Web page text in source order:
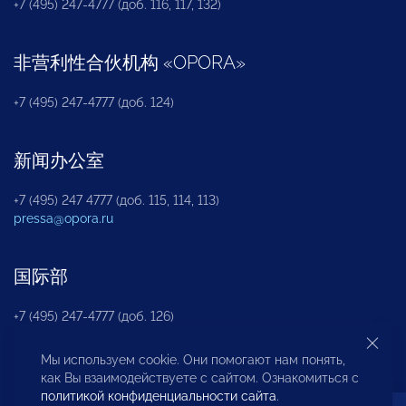
+7 (495) 247-4777 (доб. 116, 117, 132)
非营利性合伙机构 «OPORA»
+7 (495) 247-4777 (доб. 124)
新闻办公室
+7 (495) 247 4777 (доб. 115, 114, 113)
pressa@opora.ru
国际部
+7 (495) 247-4777 (доб. 126)
商投权益保护部
Мы используем cookie. Они помогают нам понять,
как Вы взаимодействуете с сайтом. Ознакомиться с
политикой конфиденциальности сайта.